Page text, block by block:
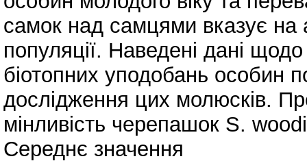
самок над самцями вказує на
популяції. Наведені дані
біотопних уподобань особин
дослідження цих молюсків.
мінливість черепашок S.
Середнє значення